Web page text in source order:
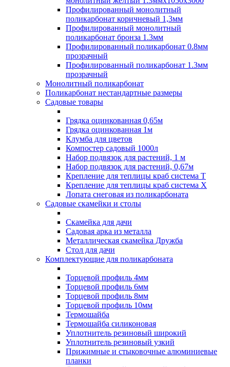
Профилированный монолитный
поликарбонат коричневый 1,3мм
Профилированный монолитный
поликарбонат бронза 1.3мм
Профилированный поликарбонат 0.8мм
прозрачный
Профилированный поликарбонат 1.3мм
прозрачный
Монолитный поликарбонат
Поликарбонат нестандартные размеры
Садовые товары
Грядка оцинкованная 0,65м
Грядка оцинкованная 1м
Клумба для цветов
Компостер садовый 1000л
Набор подвязок для растений, 1 м
Набор подвязок для растений, 0,67м
Крепление для теплицы краб система Т
Крепление для теплицы краб система Х
Лопата снеговая из поликарбоната
Садовые скамейки и столы
Скамейка для дачи
Садовая арка из металла
Металлическая скамейка Дружба
Стол для дачи
Комплектующие для поликарбоната
Торцевой профиль 4мм
Торцевой профиль 6мм
Торцевой профиль 8мм
Торцевой профиль 10мм
Термошайба
Термошайба силиконовая
Уплотнитель резиновый широкий
Уплотнитель резиновый узкий
Прижимные и стыковочные алюминиевые
планки